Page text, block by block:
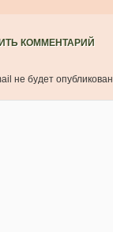
КОММЕНТАРИЙ
не будет опубликован.